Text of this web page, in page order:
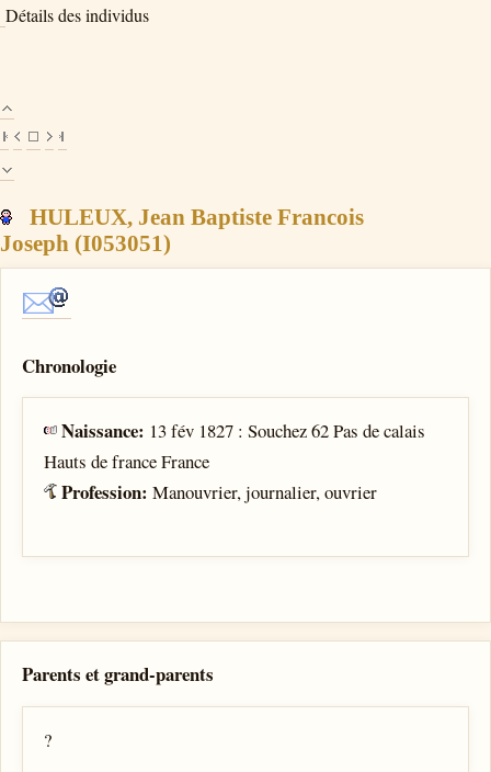
Détails des individus
HULEUX, Jean Baptiste Francois
Joseph (I053051)
Chronologie
Naissance: 13 fév 1827 : Souchez 62 Pas de calais
Hauts de france France
Profession:Manouvrier, journalier, ouvrier
Parents et grand-parents
?